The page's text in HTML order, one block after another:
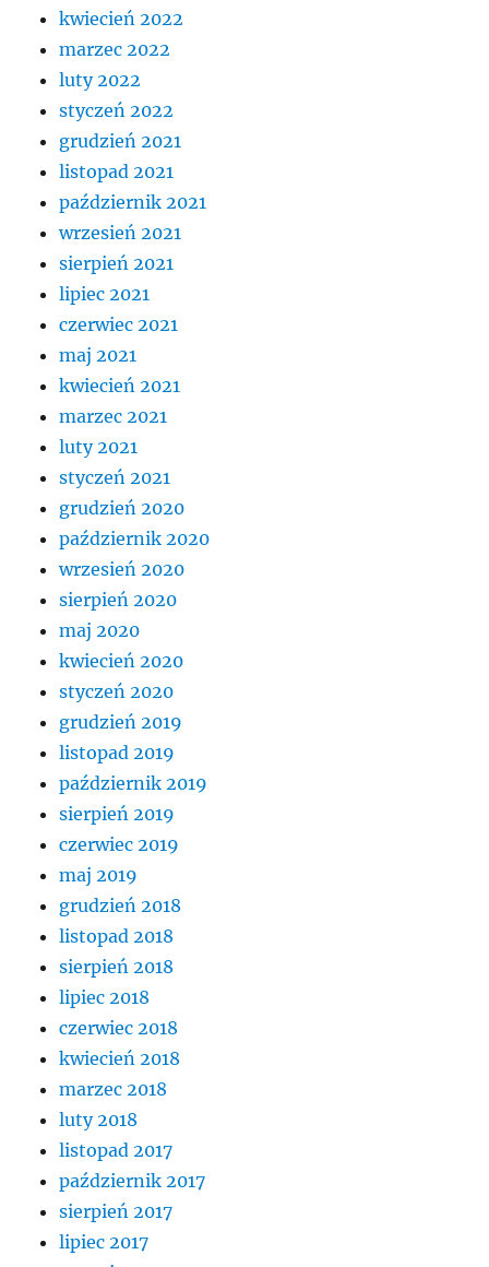
kwiecień 2022
marzec 2022
luty 2022
styczeń 2022
grudzień 2021
listopad 2021
październik 2021
wrzesień 2021
sierpień 2021
lipiec 2021
czerwiec 2021
maj 2021
kwiecień 2021
marzec 2021
luty 2021
styczeń 2021
grudzień 2020
październik 2020
wrzesień 2020
sierpień 2020
maj 2020
kwiecień 2020
styczeń 2020
grudzień 2019
listopad 2019
październik 2019
sierpień 2019
czerwiec 2019
maj 2019
grudzień 2018
listopad 2018
sierpień 2018
lipiec 2018
czerwiec 2018
kwiecień 2018
marzec 2018
luty 2018
listopad 2017
październik 2017
sierpień 2017
lipiec 2017